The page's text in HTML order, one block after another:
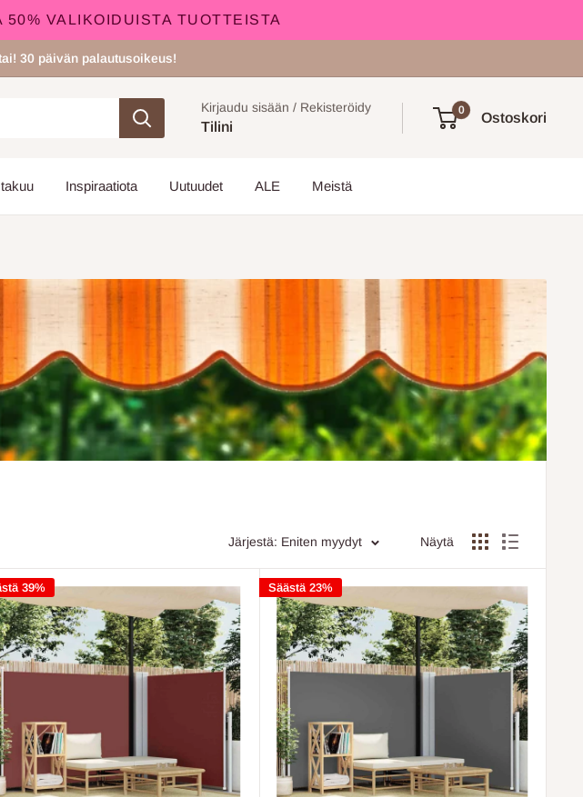
VALIKOIDUISTA TUOTTEISTA
30 päivän palautusoikeus!
Kirjaudu sisään / Rekisteröidy
Tilini
0
Ostoskori
Inspiraatiota Uutuudet ALE Meistä
Järjestä: Eniten myydyt Näytä
39% Säästä 23%